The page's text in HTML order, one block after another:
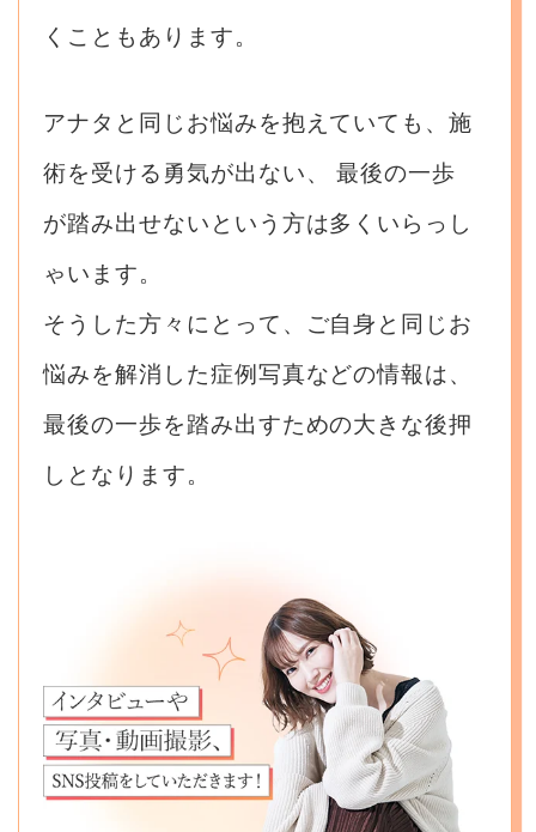
くこともあります。
アナタと同じお悩みを抱えていても、施
術を受ける勇気が出ない、
最後の一歩
が踏み出せないという方は多くいらっし
ゃいます。
そうした方々にとって、ご自身と同じお
悩みを解消した症例写真などの情報は、
最後の一歩を踏み出すための大きな後押
しとなります。